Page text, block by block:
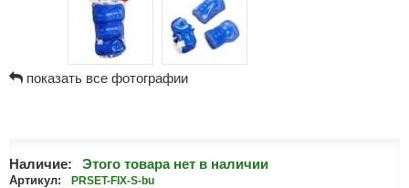
показать все фотографии
Наличие: Этого товара нет в наличии
Артикул: PRSET-FIX-S-bu